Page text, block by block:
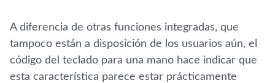
A diferencia de otras funciones integradas, que
tampoco están a disposición de los usuarios aún, el
código del teclado para una mano hace indicar que
esta caracterí­stica parece estar prácticamente